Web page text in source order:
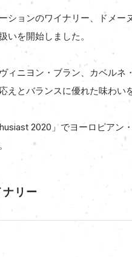
ションのワイナリー、ドメ
いを開始しました。
ィニヨン・ブラン、カベル
えとバランスに優れた味わい
2020」でヨーロピアン
リー